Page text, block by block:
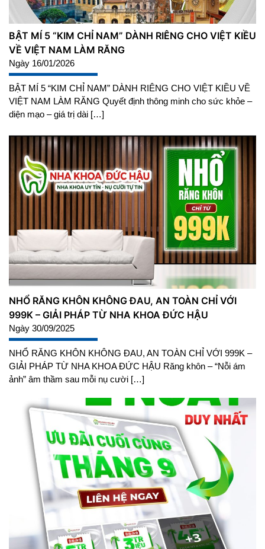
BẬT MÍ 5 “KIM CHỈ NAM” DÀNH RIÊNG CHO VIỆT KIỀU
VỀ VIỆT NAM LÀM RĂNG
Ngày 16/01/2026
BẬT MÍ 5 “KIM CHỈ NAM” DÀNH RIÊNG CHO VIỆT KIỀU VỀ
VIỆT NAM LÀM RĂNG Quyết định thông minh cho sức khỏe –
diện mạo – giá trị dài […]
NHỔ RĂNG KHÔN KHÔNG ĐAU, AN TOÀN CHỈ VỚI
999K – GIẢI PHÁP TỪ NHA KHOA ĐỨC HẬU
Ngày 30/09/2025
NHỔ RĂNG KHÔN KHÔNG ĐAU, AN TOÀN CHỈ VỚI 999K –
GIẢI PHÁP TỪ NHA KHOA ĐỨC HẬU Răng khôn – “Nỗi ám
ảnh” âm thầm sau mỗi nụ cười […]